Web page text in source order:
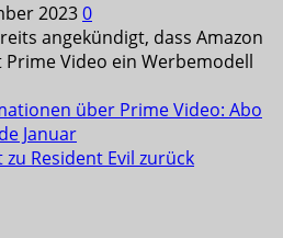
20230
angekündigt, dass Amazon
Video ein Werbemodell
über Prime Video: Abo
Januar
Resident Evil zurück